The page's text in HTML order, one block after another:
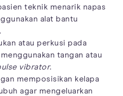
teknik menarik napas
alat bantu
atau perkusi pada
tangan atau
vibrator.
memposisikan kelapa
agar mengeluarkan